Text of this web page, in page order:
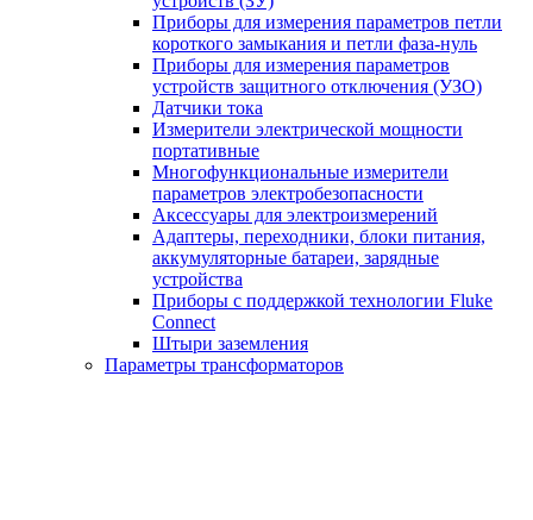
Приборы для измерения параметров петли
короткого замыкания и петли фаза-нуль
Приборы для измерения параметров
устройств защитного отключения (УЗО)
Датчики тока
Измерители электрической мощности
портативные
Многофункциональные измерители
параметров электробезопасности
Аксессуары для электроизмерений
Адаптеры, переходники, блоки питания,
аккумуляторные батареи, зарядные
устройства
Приборы с поддержкой технологии Fluke
Connect
Штыри заземления
Параметры трансформаторов